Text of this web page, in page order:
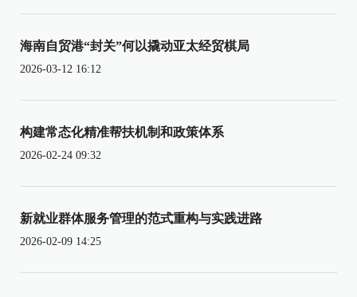
海南自贸港“封关”何以撬动亚太经贸棋局
2026-03-12 16:12
构建常态化精准帮扶机制和政策体系
2026-02-24 09:32
新就业群体服务管理的范式重构与实践进路
2026-02-09 14:25